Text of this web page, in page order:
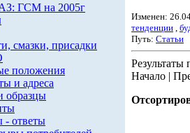
ГСМ на 2005г
смазки, присадки
положения
и адреса
образцы
- ответы
Изменен:
тенденции ,
Путь: Статьи
Результаты
Начало |